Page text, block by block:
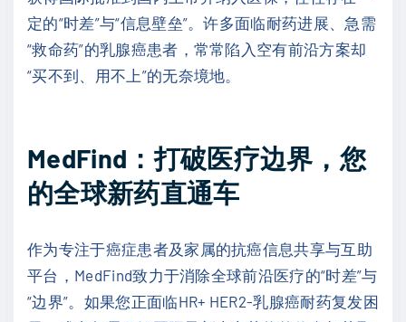
定的“时差”与“信息壁垒”。许多面临耐药进展、急需
“救命药”的乳腺癌患者，常常陷入空有前沿方案却
“买不到、用不上”的无奈境地。
MedFind：打破医疗边界，您
的全球新药直通车
作为专注于癌症患者及家属的抗癌信息共享与互助
平台，MedFind致力于消除全球前沿医疗的“时差”与
“边界”。如果您正面临HR+ HER2-乳腺癌耐药复发困